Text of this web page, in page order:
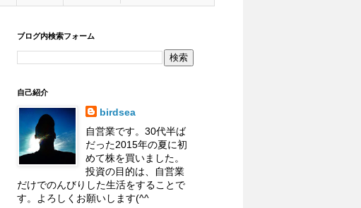
ブログ内検索フォーム
自己紹介
birdsea
自営業です。30代半ば
だった2015年の夏に初
めて株を買いました。
投資の目的は、自営業
だけでのんびりした生活をすることで
す。よろしくお願いします(^^